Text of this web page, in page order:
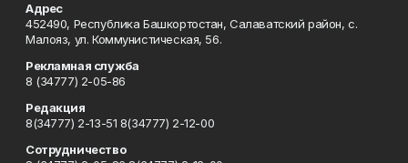
Адрес
452490, Республика Башкортостан, Салаватский район, с.
Малояз, ул. Коммунистическая, 56.
Рекламная служба
8 (34777) 2-05-86
Редакция
8(34777) 2-13-51 8(34777) 2-12-00
Сотрудничество